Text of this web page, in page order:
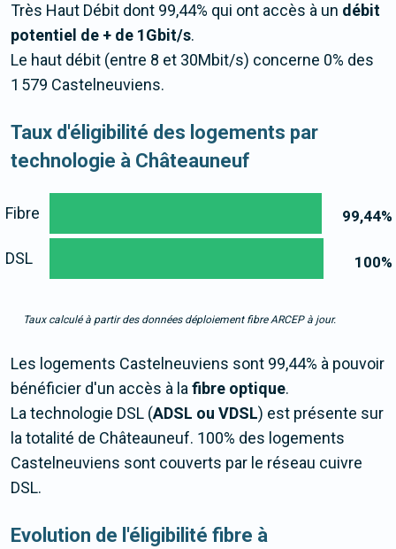
Très Haut Débit dont 99,44% qui ont accès à un débit
potentiel de + de 1Gbit/s.
Le haut débit (entre 8 et 30Mbit/s) concerne 0% des
1 579 Castelneuviens.
Taux d'éligibilité des logements par
technologie à Châteauneuf
99,44%
100%
Fibre
DSL
Taux calculé à partir des données déploiement fibre ARCEP à jour.
Les logements Castelneuviens sont 99,44% à pouvoir
bénéficier d'un accès à lafibre optique.
La technologie DSL (ADSL ou VDSL) est présente sur
la totalité de Châteauneuf. 100% des logements
Castelneuviens sont couverts par le réseau cuivre
DSL.
Evolution de l'éligibilité fibre à